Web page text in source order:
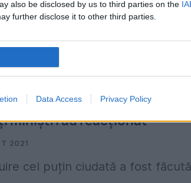
also be disclosed by us to third parties on the
further disclose it to other third parties.
Data Access Privacy Policy
ce s-a îmbătat cu palincă.
miniștri au reacționat
2021
cel puțin ciudată a fost făcută